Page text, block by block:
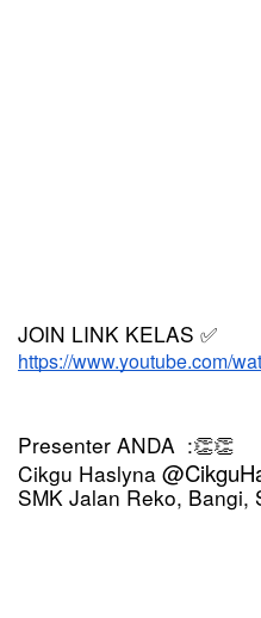
JOIN LINK KELAS ✅
https://www.youtube.com/
Presenter ANDA  :👏👏
Cikgu Haslyna
SMK Jalan Reko, Bangi,